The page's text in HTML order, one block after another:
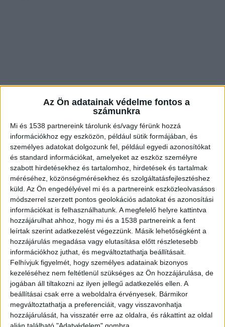
Az Ön adatainak védelme fontos a
számunkra
Mi és 1538 partnereink tárolunk és/vagy férünk hozzá
információkhoz egy eszközön, például sütik formájában, és
személyes adatokat dolgozunk fel, például egyedi azonosítókat
és standard információkat, amelyeket az eszköz személyre
szabott hirdetésekhez és tartalomhoz, hirdetések és tartalmak
méréséhez, közönségmérésekhez és szolgáltatásfejlesztéshez
küld. Az Ön engedélyével mi és a partnereink eszközleolvasásos
módszerrel szerzett pontos geolokációs adatokat és azonosítási
információkat is felhasználhatunk. A megfelelő helyre kattintva
hozzájárulhat ahhoz, hogy mi és a 1538 partnereink a fent
leírtak szerint adatkezelést végezzünk. Másik lehetőségként a
hozzájárulás megadása vagy elutasítása előtt részletesebb
információkhoz juthat, és megváltoztathatja beállításait.
Felhívjuk figyelmét, hogy személyes adatainak bizonyos
kezeléséhez nem feltétlenül szükséges az Ön hozzájárulása, de
jogában áll tiltakozni az ilyen jellegű adatkezelés ellen. A
beállításai csak erre a weboldalra érvényesek. Bármikor
megváltoztathatja a preferenciáit, vagy visszavonhatja
hozzájárulását, ha visszatér erre az oldalra, és rákattint az oldal
Minden várakozást felülmúltak
A budapesti közlekedésbiztonság helyzete és
jövője volt a központi témája a BKK idei Balázs
Mór Konferenciájának. Az exkluzív szakmai
eseményen a főváros vezetése, a Budapesti
Rendőr-főkapitányság és a neves közlekedési
szakemberek közösen értékelték az elmúlt évek
tapasztalatait. A tanácskozáson bemutatott
statisztikák minden várakozást felülmúltak, és
egyértelműen igazolták az intézkedések
jogosságát.A BudapestKörnyéke.hu hírportál